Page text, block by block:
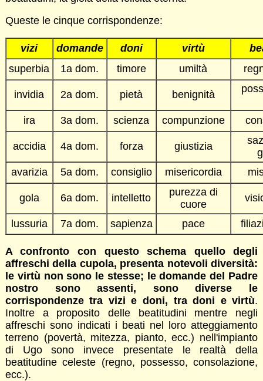
Queste le cinque corrispondenze:
vizi domande doni virtù
superbia
1a dom. timore umiltà
invidia 2a dom. pietà benignità
ira 3a dom. scienza compunzione
accidia 4a dom. forza giustizia
avarizia
5a dom. consiglio misericordia
gola 6a dom. intelletto
purezza di
cuore
lussuria 7a dom. sapienza pace
A confronto con questo schema quello degli
affreschi della cupola, presenta notevoli diversità:
le virtù non sono le stesse; le domande del Padre
nostro sono assenti, sono diverse le
corrispondenze tra vizi e doni, tra doni e virtù.
Inoltre a proposito delle beatitudini mentre negli
affreschi sono indicati i beati nel loro atteggiamento
terreno (povertà, mitezza, pianto, ecc.) nell'impianto
di Ugo sono invece presentate le realtà della
beatitudine celeste (regno, possesso, consolazione,
ecc.).